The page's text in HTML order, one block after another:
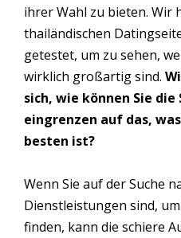
ihrer Wahl zu bieten. Wir
thailändischen
getestet, um zu sehen,
wirklich großartig sind.
sich, wie können Sie
eingrenzen auf das,
besten ist?
Wenn Sie auf der Suche
Dienstleistungen sind,
finden, kann die schiere